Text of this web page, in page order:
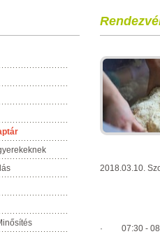
2018.03.10.
· 07:30 -